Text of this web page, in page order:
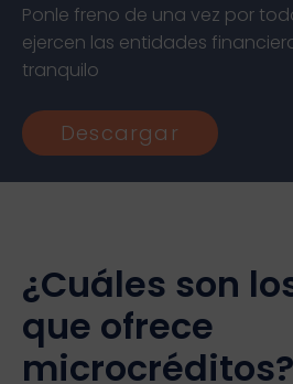
Ponle freno de una vez por
ejercen las entidades
tranquilo
Descargar
¿Cuáles son
que ofrece
microcréditos?